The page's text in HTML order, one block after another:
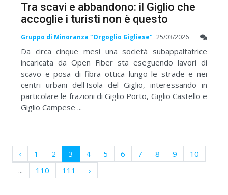
Tra scavi e abbandono: il Giglio che
accoglie i turisti non è questo
Gruppo di Minoranza "Orgoglio Gigliese" 25/03/2026
Da circa cinque mesi una società subappaltatrice
incaricata da Open Fiber sta eseguendo lavori di
scavo e posa di fibra ottica lungo le strade e nei
centri urbani dell'Isola del Giglio, interessando in
particolare le frazioni di Giglio Porto, Giglio Castello e
Giglio Campese ...
‹ 1 2 3 4 5 6 7 8 9
10
...
110 111 ›